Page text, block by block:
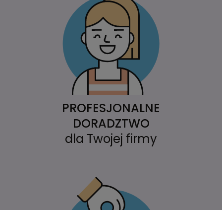
PROFESJONALNE
DORADZTWO
dla Twojej firmy